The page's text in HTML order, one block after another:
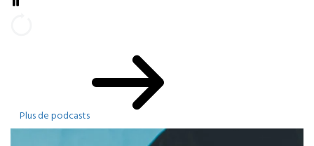
Plus de podcasts